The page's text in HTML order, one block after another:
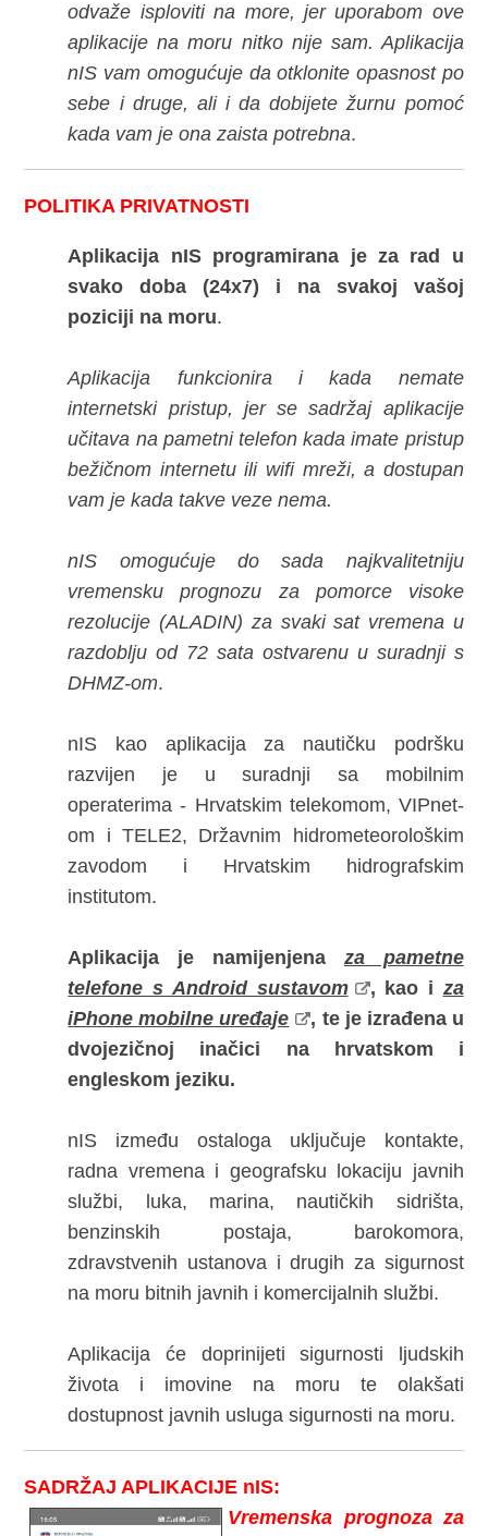
odvaže isploviti na more, jer uporabom ove
aplikacije na moru nitko nije sam. Aplikacija
nIS vam omogućuje da otklonite opasnost po
sebe i druge, ali i da dobijete žurnu pomoć
kada vam je ona zaista potrebna.
POLITIKA PRIVATNOSTI
Aplikacija nIS programirana je za rad u
svako doba (24x7) i na svakoj vašoj
poziciji na moru.
Aplikacija funkcionira i kada nemate
internetski pristup, jer se sadržaj aplikacije
učitava na pametni telefon kada imate pristup
bežičnom internetu ili wifi mreži, a dostupan
vam je kada takve veze nema.
nIS omogućuje do sada najkvalitetniju
vremensku prognozu za pomorce visoke
rezolucije (ALADIN) za svaki sat vremena u
razdoblju od 72 sata ostvarenu u suradnji s
DHMZ-om.
nIS kao aplikacija za nautičku podršku
razvijen je u suradnji sa mobilnim
operaterima - Hrvatskim telekomom, VIPnet-
om i TELE2, Državnim hidrometeorološkim
zavodom i Hrvatskim hidrografskim
institutom.
Aplikacija je namijenjena za pametne
telefone s Android sustavom
, kao i za
iPhone mobilne uređaje
, te je izrađena u
dvojezičnoj inačici na hrvatskom i
engleskom jeziku.
nIS između ostaloga uključuje kontakte,
radna vremena i geografsku lokaciju javnih
službi, luka, marina, nautičkih sidrišta,
benzinskih postaja, barokomora,
zdravstvenih ustanova i drugih za sigurnost
na moru bitnih javnih i komercijalnih službi.
Aplikacija će doprinijeti sigurnosti ljudskih
života i imovine na moru te olakšati
dostupnost javnih usluga sigurnosti na moru.
SADRŽAJ APLIKACIJE nIS:
Vremenska prognoza za